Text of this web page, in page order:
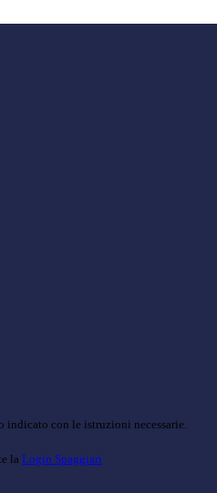
con le istruzioni necessarie.
la Login Spaggiari